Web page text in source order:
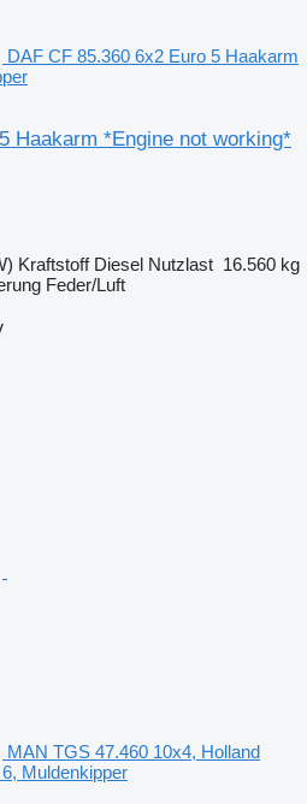
DAF CF 85.360 6x2 Euro 5 Haakarm
Haakarm *Engine not working*
Kraftstoff Diesel Nutzlast 16.560 kg
Feder/Luft
MAN TGS 47.460 10x4, Holland
Muldenkipper